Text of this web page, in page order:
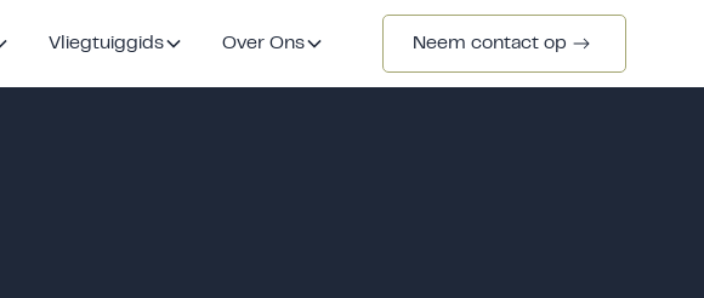
Vliegtuiggids Over Ons Neem contact op